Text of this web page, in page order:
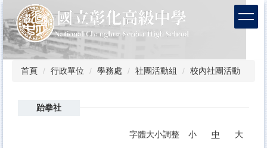
到
主
要
內
首頁 行政單位 學務處 社團活動組 校內社團活動
跆拳社
字體大小調整 小 中 大